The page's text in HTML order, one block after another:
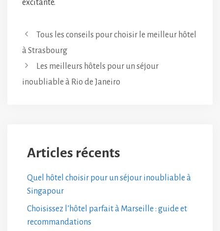
excitante.
Tous les conseils pour choisir le meilleur hôtel
à Strasbourg
Les meilleurs hôtels pour un séjour
inoubliable à Rio de Janeiro
Articles récents
Quel hôtel choisir pour un séjour inoubliable à
Singapour
Choisissez l’hôtel parfait à Marseille : guide et
recommandations